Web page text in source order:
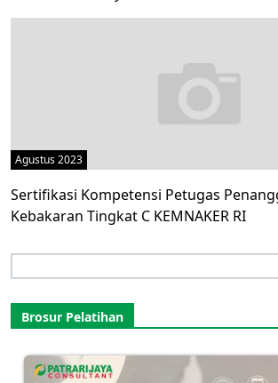
Agustus 2023
Sertifikasi Kompetensi Petugas
Kebakaran Tingkat C KEMNAKER RI
for:
Brosur Pelatihan